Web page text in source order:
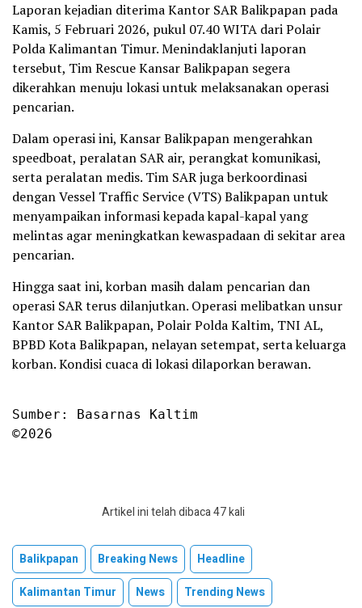
Laporan kejadian diterima Kantor SAR Balikpapan pada
Kamis, 5 Februari 2026, pukul 07.40 WITA dari Polair
Polda Kalimantan Timur. Menindaklanjuti laporan
tersebut, Tim Rescue Kansar Balikpapan segera
dikerahkan menuju lokasi untuk melaksanakan operasi
pencarian.
Dalam operasi ini, Kansar Balikpapan mengerahkan
speedboat, peralatan SAR air, perangkat komunikasi,
serta peralatan medis. Tim SAR juga berkoordinasi
dengan Vessel Traffic Service (VTS) Balikpapan untuk
menyampaikan informasi kepada kapal-kapal yang
melintas agar meningkatkan kewaspadaan di sekitar area
pencarian.
Hingga saat ini, korban masih dalam pencarian dan
operasi SAR terus dilanjutkan. Operasi melibatkan unsur
Kantor SAR Balikpapan, Polair Polda Kaltim, TNI AL,
BPBD Kota Balikpapan, nelayan setempat, serta keluarga
korban. Kondisi cuaca di lokasi dilaporkan berawan.
Sumber: Basarnas Kaltim
©2026
Artikel ini telah dibaca 47 kali
Balikpapan Breaking News
Headline
Kalimantan Timur
News Trending News